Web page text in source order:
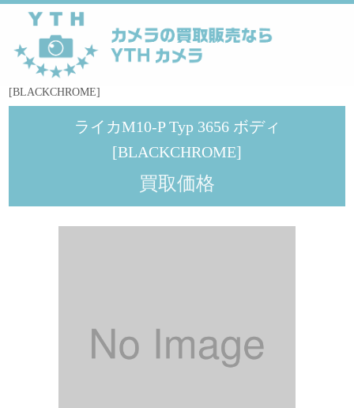
YTHカメラ >
[BLACKCHROME]
ライカM10-P Typ 3656 ボディ
[BLACKCHROME]
買取価格